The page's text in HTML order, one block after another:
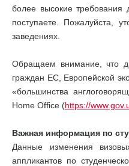
более высокие
поступаете. Пожалуйста,
заведениях.
Обращаем внимание, что
граждан ЕС, Европейской
«большинства
Home Office (https://
Важная информация по
Данные изменения
аппликантов по